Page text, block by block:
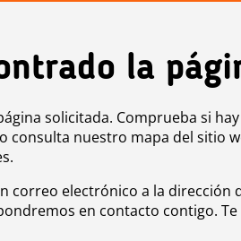
la
solicitada. Comprueba si hay
consulta nuestro mapa del sitio
correo electrónico a la dirección
en contacto contigo. Te